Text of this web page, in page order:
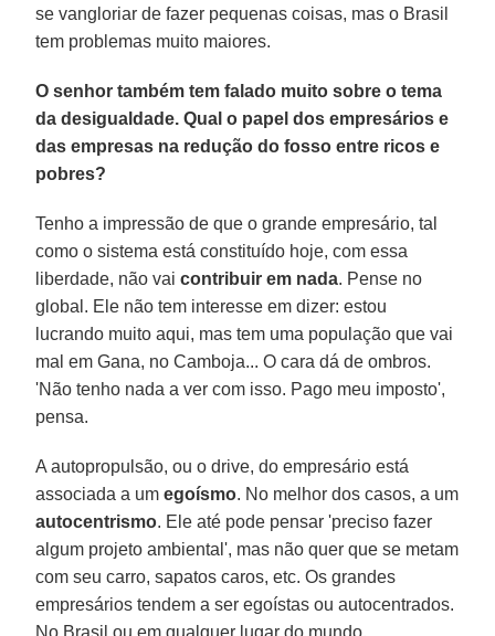
se vangloriar de fazer pequenas coisas, mas o Brasil
tem problemas muito maiores.
O senhor também tem falado muito sobre o tema
da desigualdade. Qual o papel dos empresários e
das empresas na redução do fosso entre ricos e
pobres?
Tenho a impressão de que o grande empresário, tal
como o sistema está constituído hoje, com essa
liberdade, não vaicontribuir em nada. Pense no
global. Ele não tem interesse em dizer: estou
lucrando muito aqui, mas tem uma população que vai
mal em Gana, no Camboja... O cara dá de ombros.
'Não tenho nada a ver com isso. Pago meu imposto',
pensa.
A autopropulsão, ou o drive, do empresário está
associada a umegoísmo. No melhor dos casos, a um
autocentrismo. Ele até pode pensar 'preciso fazer
algum projeto ambiental', mas não quer que se metam
com seu carro, sapatos caros, etc. Os grandes
empresários tendem a ser egoístas ou autocentrados.
No Brasil ou em qualquer lugar do mundo.